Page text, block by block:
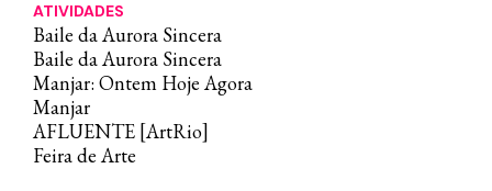
ATIVIDADES
Baile da Aurora Sincera
Baile da Aurora Sincera
Manjar: Ontem Hoje Agora
Manjar
AFLUENTE [ArtRio]
Feira de Arte